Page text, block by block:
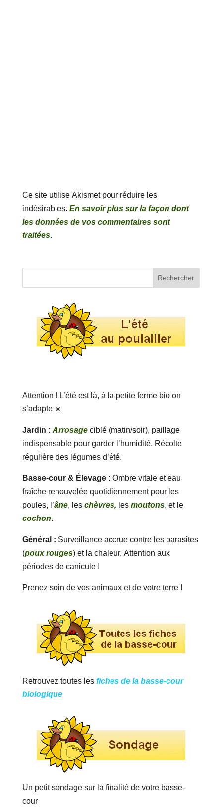
Ce site utilise Akismet pour réduire les
indésirables. En savoir plus sur la façon dont
les données de vos commentaires sont
traitées.
Attention ! L’été est là, à la petite ferme bio on
s’adapte ☀️
Jardin : Arrosageciblé (matin/soir), paillage
indispensable pour garder l’humidité. Récolte
régulière des légumes d’été.
Basse-cour & Élevage : Ombre vitale et eau
fraîche renouvelée quotidiennement pour les
poules, l’âne, les chèvres, les moutons, et le
cochon.
Général : Surveillance accrue contre les parasites
(poux rouges) et la chaleur. Attention aux
périodes de canicule !
Prenez soin de vos animaux et de votre terre !
Retrouvez toutes les fiches de la basse-cour
biologique
Un petit sondage sur la finalité de votre basse-
cour